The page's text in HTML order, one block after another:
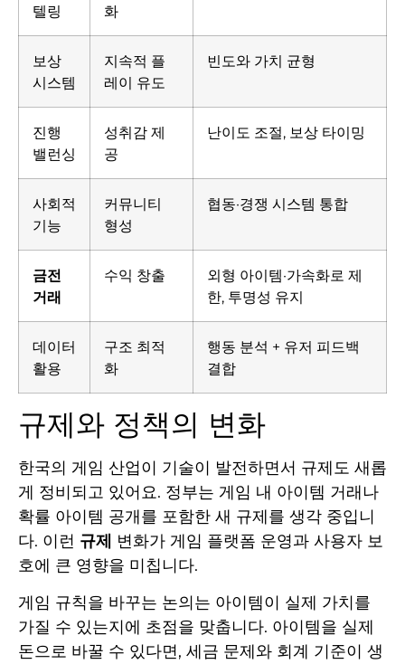
텔링
화
보상
시스템
지속적 플
레이 유도
빈도와 가치 균형
진행
밸런싱
성취감 제
공
난이도 조절, 보상 타이밍
사회적
기능
커뮤니티
형성
협동·경쟁 시스템 통합
금전
거래
수익 창출
외형 아이템·가속화로 제
한, 투명성 유지
데이터
활용
구조 최적
화
행동 분석 + 유저 피드백
결합
규제와 정책의 변화
한국의 게임 산업이 기술이 발전하면서 규제도 새롭
게 정비되고 있어요. 정부는 게임 내 아이템 거래나
확률 아이템 공개를 포함한 새 규제를 생각 중입니
다. 이런 규제 변화가 게임 플랫폼 운영과 사용자 보
호에 큰 영향을 미칩니다.
게임 규칙을 바꾸는 논의는 아이템이 실제 가치를
가질 수 있는지에 초점을 맞춥니다. 아이템을 실제
돈으로 바꿀 수 있다면, 세금 문제와 회계 기준이 생